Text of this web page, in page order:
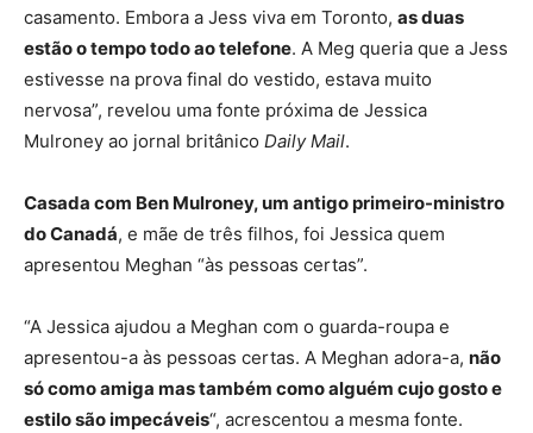
casamento. Embora a Jess viva em Toronto, as duas
estão o tempo todo ao telefone. A Meg queria que a Jess
estivesse na prova final do vestido, estava muito
nervosa”, revelou uma fonte próxima de Jessica
Mulroney ao jornal britânico Daily Mail.
Casada com Ben Mulroney, um antigo primeiro-ministro
do Canadá, e mãe de três filhos, foi Jessica quem
apresentou Meghan “às pessoas certas”.
“A Jessica ajudou a Meghan com o guarda-roupa e
apresentou-a às pessoas certas. A Meghan adora-a, não
só como amiga mas também como alguém cujo gosto e
estilo são impecáveis“, acrescentou a mesma fonte.